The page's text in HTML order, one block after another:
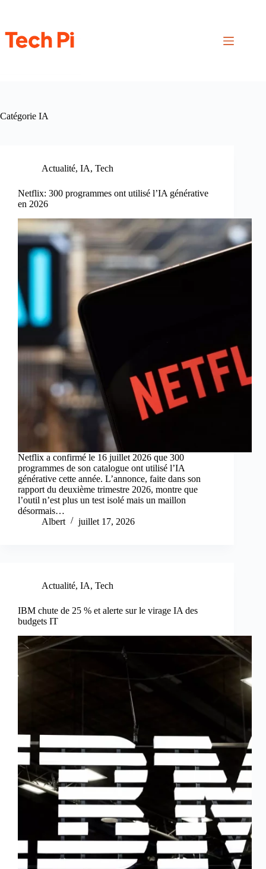
Catégorie IA
Actualité, IA, Tech
Netflix: 300 programmes ont utilisé l’IA générative
en 2026
Netflix a confirmé le 16 juillet 2026 que 300
programmes de son catalogue ont utilisé l’IA
générative cette année. L’annonce, faite dans son
rapport du deuxième trimestre 2026, montre que
l’outil n’est plus un test isolé mais un maillon
désormais…
Albert
juillet 17, 2026
Actualité, IA, Tech
IBM chute de 25 % et alerte sur le virage IA des
budgets IT